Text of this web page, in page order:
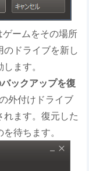
ームをその場所
ドライブを新し
ます。
ックアップを復
外付けドライブ
れます。復元した
待ちます。